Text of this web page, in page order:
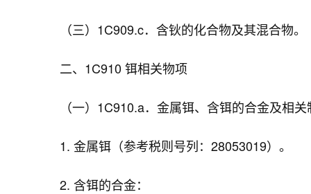
（三）1C909.c．含钬的化合物及其混合物。
二、1C910 铒相关物项
（一）1C910.a．金属铒、含铒的合金及相
1. 金属铒（参考税则号列：28053019）。
2. 含铒的合金：